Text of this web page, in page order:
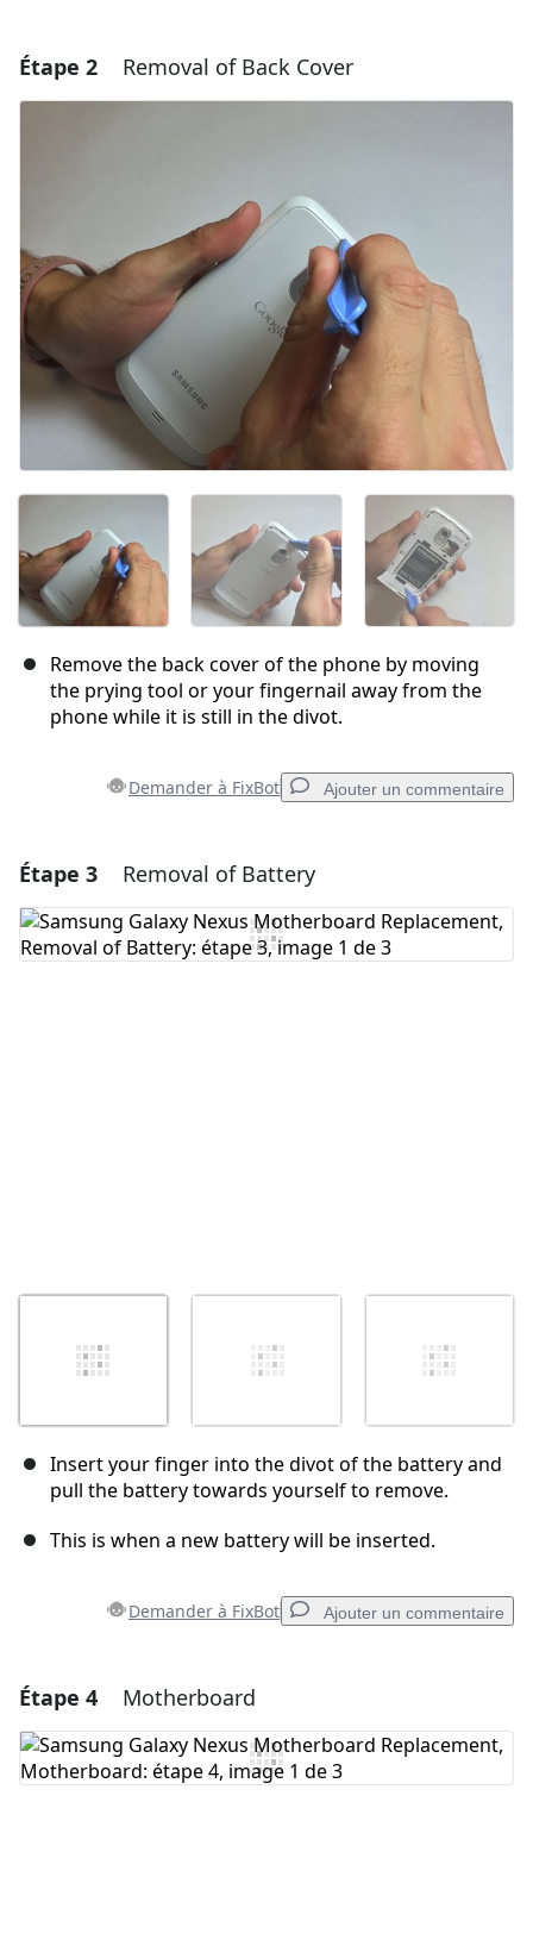
Ajouter un commentaire
Annuler Publier un commentaire
Étape 2 Removal of Back Cover
Remove the back cover of the phone by moving
the prying tool or your fingernail away from the
phone while it is still in the divot.
Demander à FixBot Ajouter un commentaire
Ajouter un commentaire
Ajouter un commentaire
Étape 3 Removal of Battery
Insert your finger into the divot of the battery and
pull the battery towards yourself to remove.
This is when a new battery will be inserted.
Demander à FixBot Ajouter un commentaire
Ajouter un commentaire
Ajouter un commentaire
Étape 4 Motherboard